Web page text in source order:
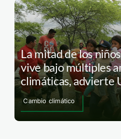
La mitad de los
vive bajo múltiples
climáticas, advierte
Cambio climático